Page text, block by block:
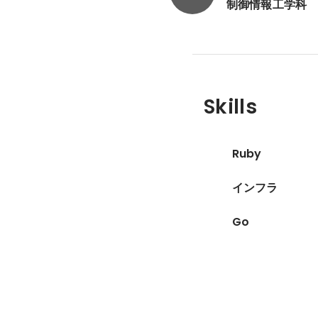
制御情報工学科
Skills
Ruby
インフラ
Go